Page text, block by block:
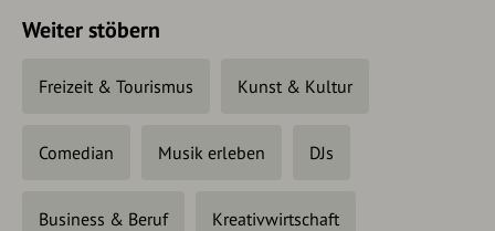
Weiter stöbern
Freizeit & Tourismus Kunst & Kultur
Comedian Musik erleben DJs
Business & Beruf Kreativwirtschaft